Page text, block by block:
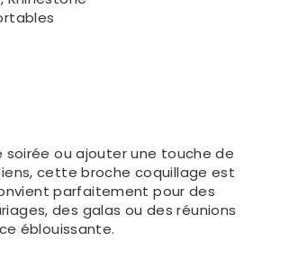
ou ajouter une touche de
cette broche coquillage est
parfaitement pour des
des galas ou des réunions
éblouissante.